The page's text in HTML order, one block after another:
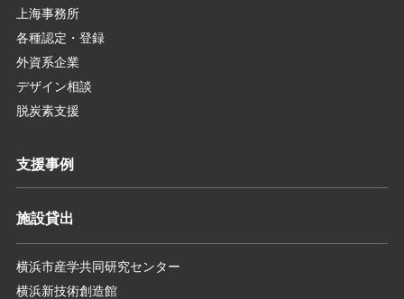
上海事務所
各種認定・登録
外資系企業
デザイン相談
脱炭素支援
支援事例
施設貸出
横浜市産学共同研究センター
横浜新技術創造館